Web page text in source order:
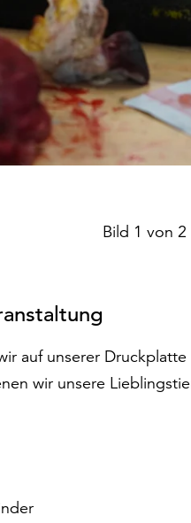
Bild 1 von 2
auf unserer
wir unsere